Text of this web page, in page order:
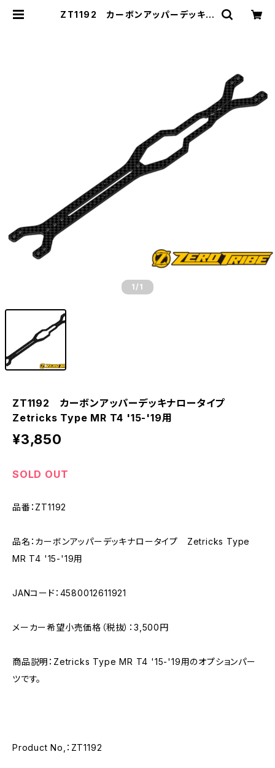
ZT1192 カーボンアッパーデッキナ
1 /1
ZT1192 カーボンアッパーデッキナロータイプ
Zetricks Type MR T4 '15-'19用
¥3,850
SOLD OUT
品番：ZT1192
品名：カーボンアッパーデッキナロータイプ Zetricks Type
MR T4 '15-'19用
JANコード：4580012611921
メーカー希望小売価格（税抜）：3,500円
商品説明：Zetricks Type MR T4 '15-'19用のオプションパー
ツです。
Product No,：ZT1192